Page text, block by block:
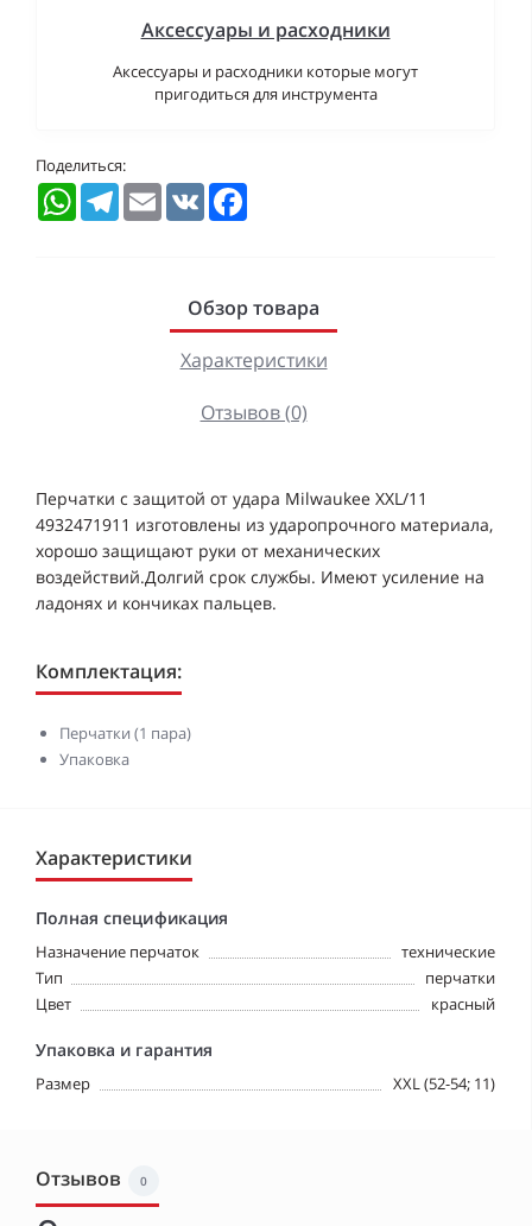
Аксессуары и расходники
Аксессуары и расходники которые могут
пригодиться для инструмента
Поделиться:
WhatsAppTelegramEmail VK
Обзор товара
Характеристики
Отзывов (0)
Перчатки с защитой от удара Milwaukee XXL/11
4932471911 изготовлены из ударопрочного материала,
хорошо защищают руки от механических
воздействий.Долгий срок службы. Имеют усиление на
ладонях и кончиках пальцев.
Комплектация:
Перчатки (1 пара)
Упаковка
Характеристики
Полная спецификация
Назначение перчаток
технические
Тип
перчатки
Цвет
красный
Упаковка и гарантия
Размер XXL (52-54; 11)
Отзывов 0